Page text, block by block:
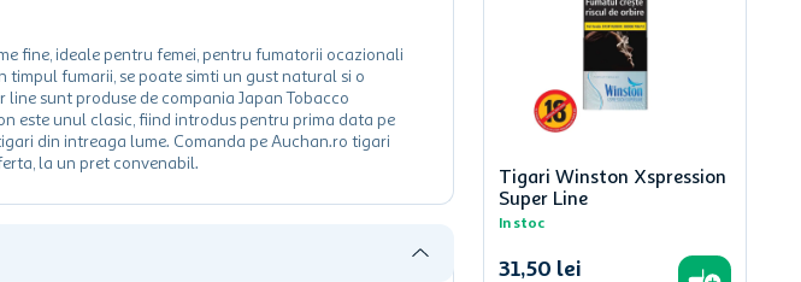
fine, ideale pentru femei, pentru fumatorii ocazionali
fumarii, se poate simti un gust natural si o
sunt produse de compania Japan Tobacco
este unul clasic, fiind introdus pentru prima data pe
din intreaga lume. Comanda pe Auchan.ro tigari
la un pret convenabil.
Tigari Winston Xspression
Super Line
In stoc
31,50 lei